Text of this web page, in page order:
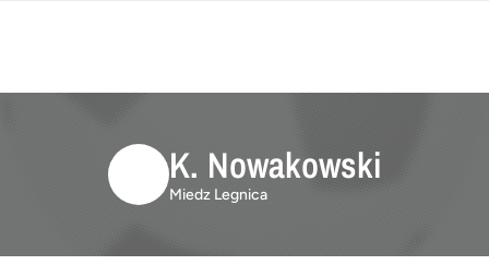
K. Nowakowski
Miedz Legnica